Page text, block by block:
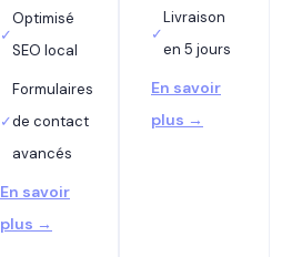
✓
Optimisé
SEO local
✓
Formulaires
de contact
avancés
En savoir
plus →
✓
Livraison
en 5 jours
En savoir
plus →